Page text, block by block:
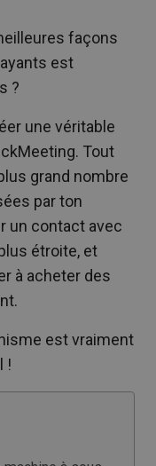
façons
est
?
une véritable
Tout
grand nombre
par ton
un contact avec
étroite, et
à acheter des
est vraiment
!